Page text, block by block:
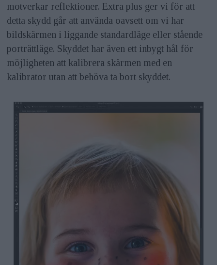
motverkar reflektioner. Extra plus ger vi för att
detta skydd går att använda oavsett om vi har
bildskärmen i liggande standardläge eller stående
porträttläge. Skyddet har även ett inbygt hål för
möjligheten att kalibrera skärmen med en
kalibrator utan att behöva ta bort skyddet.